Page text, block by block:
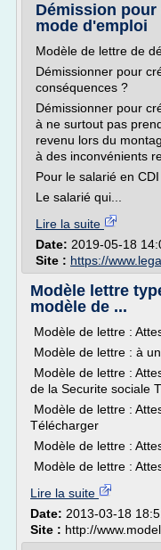
Démission
mode d'emploi
Modèle de lettre de
Démissionner pour
conséquences ?
Démissionner pour
à ne surtout pas
revenu lors du
à des inconvénients
Pour le salarié en CDI
Le salarié qui...
Lire la suite
Date: 2019-05-18
Site : https://
Modèle lettre
modèle de ...
Modèle de lettre :
Modèle de lettre : à
Modèle de lettre :
de la Securite sociale
Modèle de lettre :
Télécharger
Modèle de lettre :
Modèle de lettre :
Lire la suite
Date: 2013-03-18
Site : http://